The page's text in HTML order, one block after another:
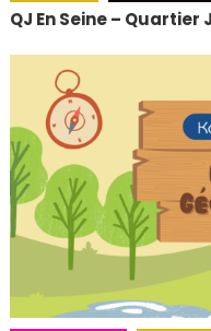
QJ En Seine – Quartier